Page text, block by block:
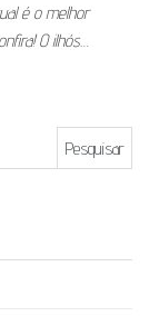
é o melhor
O ilhós…